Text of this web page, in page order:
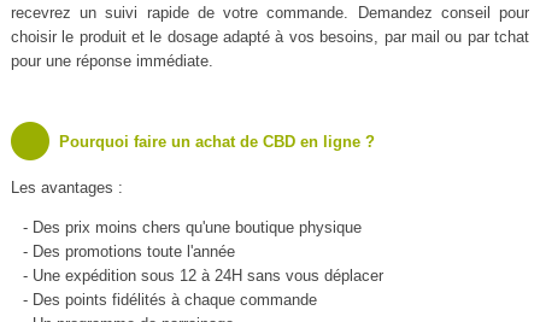
recevrez un suivi rapide de votre commande. Demandez conseil pour
choisir le produit et le dosage adapté à vos besoins, par mail ou par tchat
pour une réponse immédiate.
Pourquoi faire un achat de CBD en ligne ?
Les avantages :
- Des prix moins chers qu'une boutique physique
- Des promotions toute l'année
- Une expédition sous 12 à 24H sans vous déplacer
- Des points fidélités à chaque commande